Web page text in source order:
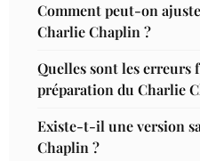
Comment peut-on
Charlie Chaplin ?
Quelles sont les erreurs
préparation du Charlie
Existe-t-il une version
Chaplin ?